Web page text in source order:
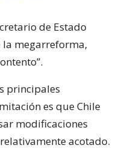
de Estado
la megarreforma,
principales
es que Chile
modificaciones
acotado.